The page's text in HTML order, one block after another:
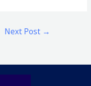
Next Post →